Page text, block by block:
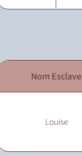
Nom Esclave
Louise